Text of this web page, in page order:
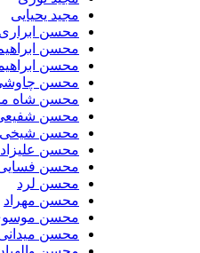
مجید یحیایی
محسن ابراری
محسن ابراهیم زاده
محسن ابراهیمی
محسن چاوشی
محسن شاه محمدی
محسن شفیعی
محسن شیخی
محسن علیزاده
محسن فسایی
محسن لرد
محسن مهراد
محسن موسوی
محسن میدانی